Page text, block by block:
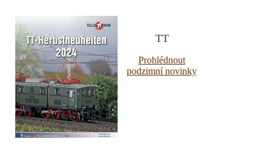
TT
Prohlédnout
podzimní novinky